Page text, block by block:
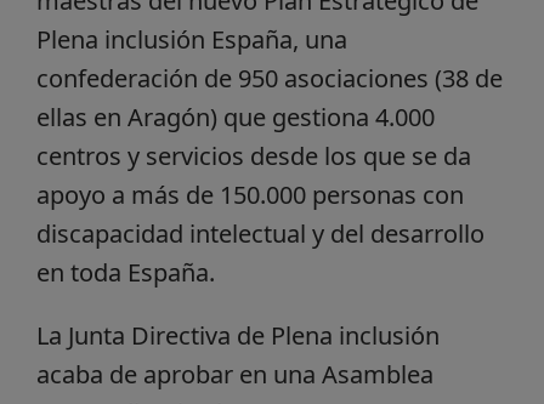
Plena inclusión España, una
confederación de 950 asociaciones (38 de
ellas en Aragón) que gestiona 4.000
centros y servicios desde los que se da
apoyo a más de 150.000 personas con
discapacidad intelectual y del desarrollo
en toda España.
La Junta Directiva de Plena inclusión
acaba de aprobar en una Asamblea